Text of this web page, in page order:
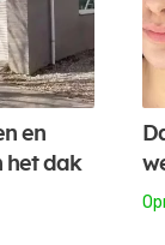
en
het dak